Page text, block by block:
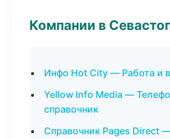
Компании в
Инфо Hot City — Работа и
Yellow Info Media —
справочник
Справочник Pages Direct